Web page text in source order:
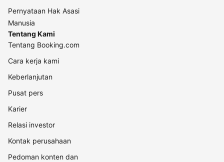
Pernyataan Hak Asasi
Manusia
Tentang Kami
Tentang Booking.com
Cara kerja kami
Keberlanjutan
Pusat pers
Karier
Relasi investor
Kontak perusahaan
Pedoman konten dan